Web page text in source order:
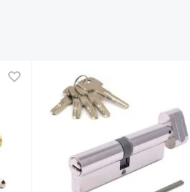
В избранное